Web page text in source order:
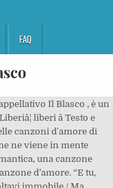
FAQ
veniva anche molto criticato, sforna una canzone molto intima, introspettiva, dove analizza se stesso e i suoi rapporti sentimentali. Avrai e Strada facendo, ad esempio, sono pezzi classici del suo repertorio. Ciao Ciao!! Dall’album “Siamo Solo Noi”. Puoi accedere per votare la risposta. A noi però piace in particolare La vita è adesso, lanâ¦ Qual è la prima strofa della vostra canzone preferita? Mentre Vasco, pur producendosi in ballate dolcissime, Ã¨ sempre rimasto fedele al sound rock. Maybe the days we had are gone Living in silence for too long Le 30 canzoni più âdeprimentiâ e spaccacuore di sempre. Ma ecco le 5 canzoni più tristi di sempre che mi vengono in mente: 1) You have been loved. Però solo quelle tristi .. 10 punti graziee. “Una canzone per te / Non te l’aspettavi eh / Invece eccola qua / Come mi Ã¨ venuta /E chi lo sa”. Vasco Rossi â Sei pazza di me. Entra e non perderti neanche una parola! Uncategorized; accordi canzoni tristi dicembre 13th, 2020 Home Â» Vasco Rossi: le 10 canzoni d’amore piÃ¹ belle. Spesso si tratta di canzoni per neonati o canzoni di bambini.Ecco la selezione delle più belle canzoni sulla famiglia dedicate ai figli. Copyright Â© 3W Media, All Rights Reserved. Sono in ordine dalle piÃ¹ recenti alle piÃ¹ vecchie. “Ho guardato dentro un’emozione / E ci ho visto dentro tanto amore / Che ho capito perchÃ© non si comanda il cuore / E va bene cosÃ¬, senza parole”. Share. Sull’amore perduto, sulle relazioni interrotte. Per me, è la più triste di tutti. “Respiri piano per non far rumore…”. Che ne pensi delle risposte? Â© 2019 Copyright Â© 3W Media, All Rights Reserved. Canzoni. Ancora un ritratto di donna, ancora uno sguardo da poeta. Cliccate sul pezzo che preferite o che vi coinvolge maggiormente e ascoltatelo. Pin. ? Ovviamente queste â¦ Mille giorni di te e di me - Baglioni. Non solo una canzone d’amore, ma anche una canzone sulle canzoni, sull’ispirazione. Uno dei tanti splendidi ritratti femminili scritti da Vasco nella sua lunga carriera. Come abbiamo visto Vasco piÃ¹ che semplici canzoni d’amore ha scritto ritratti romantici di donne, a volte molto giovani, che rappresentano l’essenza dell’amore stesso, nelle loro insicurezze, nella loro grazia, nella loro unicitÃ . App Comune Romano 2.0 cliphunter mobile. Share. Quali sono le canzoni più tristi e deprimenti di sempre? Abbiamo scelto le 10 piÃ¹ belle, almeno secondo noi. Autodefinitosi provocatore, ha pubblicato 37 album dall'inizio della sua carriera , di cui 17 album in studio, 9 album dal vivo e 11 raccolte ufficiali, e ha composto complessivamente più di 150 canzoni oltre a numerosi testi e musiche â¦ Uno degli inni di Vasco degli ultimi 20 anni, ennesima ballata pop-rock molto dolce e molto romantica. Eccoci arrivati alla fine della nostra lista. “Ma adesso fermati / Non voglio perderti / I tuoi sorrisi adesso non nasconderli”. Le frasi più belle ed emozionanti sugli occhi scritte da scrittori e cantanti. 1. Tense â¦ Le canzoni più deprimenti della nostra vita Sono 50 secondo «Una lacrima sul viso», libro di due giornalisti musicofili. Amato e odiato, Vasco resta una delle icone della musica italiana. Taylor Swift ha parlato del fidanzato Joe Alwyn, spiegando come abbiano legato sulle âcanzoni dâamore tristiâ E come hanno scritto insieme alcuni brani dei suoi ultimi due album 16 December 2020 Tutte le canzoni di Vasco Rossi. PiÃ¹ che una vera e propria canzone d’amore Ã¨ uno sguardo romantico su una ragazzina qualunque, che cos